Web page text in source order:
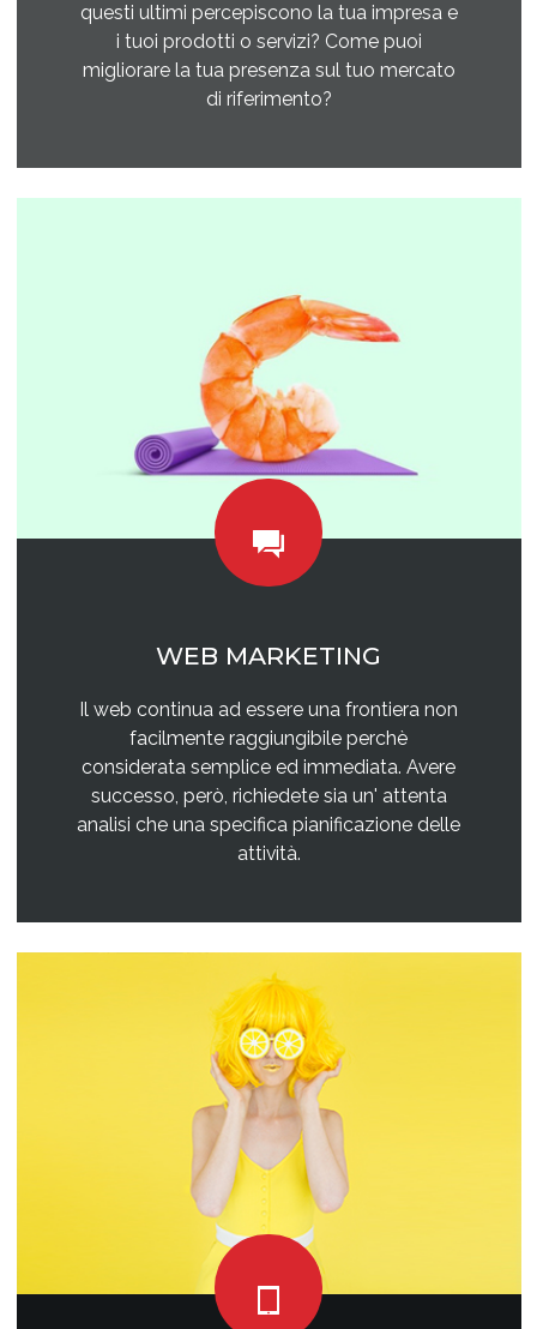
questi ultimi percepiscono la tua impresa e
i tuoi prodotti o servizi? Come puoi
migliorare la tua presenza sul tuo mercato
di riferimento?
WEB MARKETING
Il web continua ad essere una frontiera non
facilmente raggiungibile perchè
considerata semplice ed immediata. Avere
successo, però, richiedete sia un' attenta
analisi che una specifica pianificazione delle
attività.